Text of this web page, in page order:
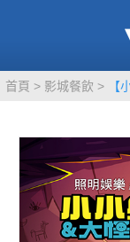
首頁 影城餐飲 【
TITAN